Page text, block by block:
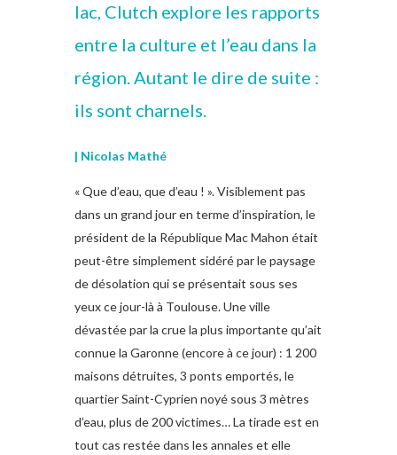
lac, Clutch explore les rapports
entre la culture et l’eau dans la
région. Autant le dire de suite :
ils sont charnels.
| Nicolas Mathé
« Que d’eau, que d’eau ! ». Visiblement pas
dans un grand jour en terme d’inspiration, le
président de la République Mac Mahon était
peut-être simplement sidéré par le paysage
de désolation qui se présentait sous ses
yeux ce jour-là à Toulouse. Une ville
dévastée par la crue la plus importante qu’ait
connue la Garonne (encore à ce jour) : 1 200
maisons détruites, 3 ponts emportés, le
quartier Saint-Cyprien noyé sous 3 mètres
d’eau, plus de 200 victimes… La tirade est en
tout cas restée dans les annales et elle